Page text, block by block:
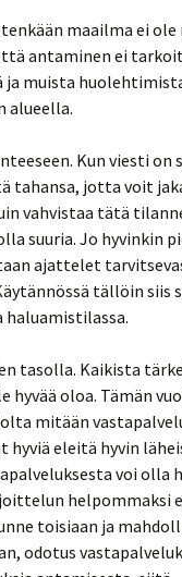
maailma ei ole
antaminen ei
muista
alueella.
Kun viesti on
tahansa, jotta voit
vahvistaa tätä
suuria. Jo hyvinkin
ajattelet
tällöin siis
haluamistilassa.
tasolla. Kaikista
oloa. Tämän
mitään
hyviä eleitä hyvin
voi olla
helpommaksi
toisiaan ja
odotus